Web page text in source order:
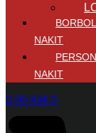
NAKIT
NAKIT
0,00 KM 0